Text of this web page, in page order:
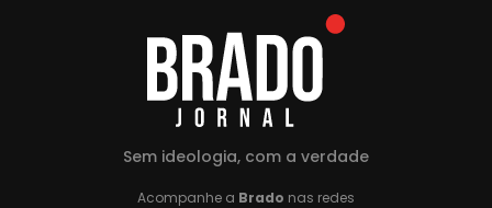
Sem ideologia, com a verdade
Acompanhe a Brado nas redes